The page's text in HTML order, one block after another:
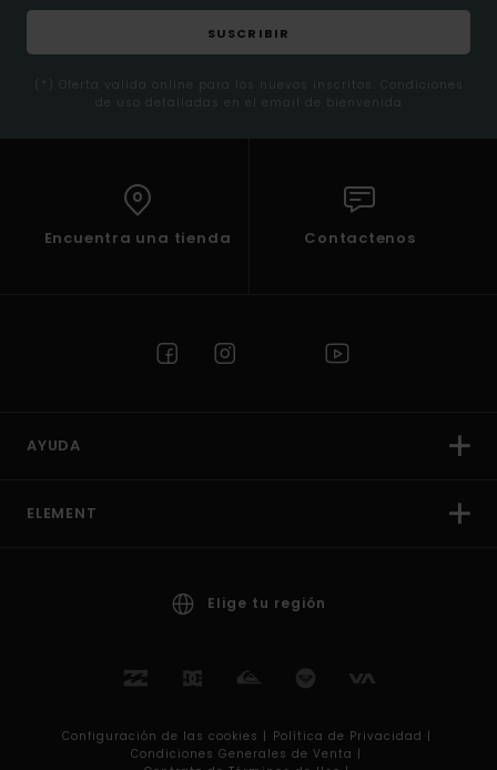
SUSCRIBIR
(*) Oferta valida online para los nuevos inscritos. Condiciones
de uso detalladas en el email de bienvenida
Encuentra una tienda Contactenos
AYUDA
ELEMENT
Elige tu región
Configuración de las cookies | Política de Privacidad |
Condiciones Generales de Venta |